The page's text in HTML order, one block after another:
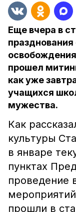
Еще вчера в
прошел
как уже
учащихся
мужества.
Как
культуры
в январе
пунктах
проведение
прошли в